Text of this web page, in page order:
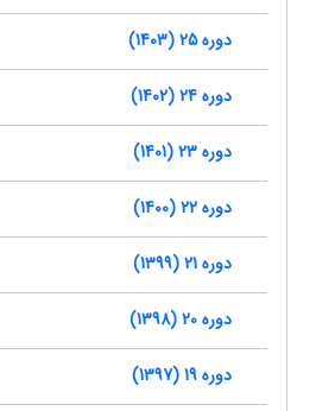
دوره 25 (1403)
دوره 24 (1402)
دوره 23 (1401)
دوره 22 (1400)
دوره 21 (1399)
دوره 20 (1398)
دوره 19 (1397)